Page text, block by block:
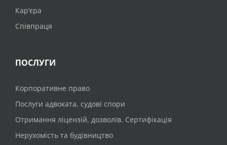
Кар’єра
Співпраця
ПОСЛУГИ
Корпоративне право
Послуги адвоката, судові спори
Отримання ліцензій, дозволів. Сертифікація
Нерухомість та будівництво